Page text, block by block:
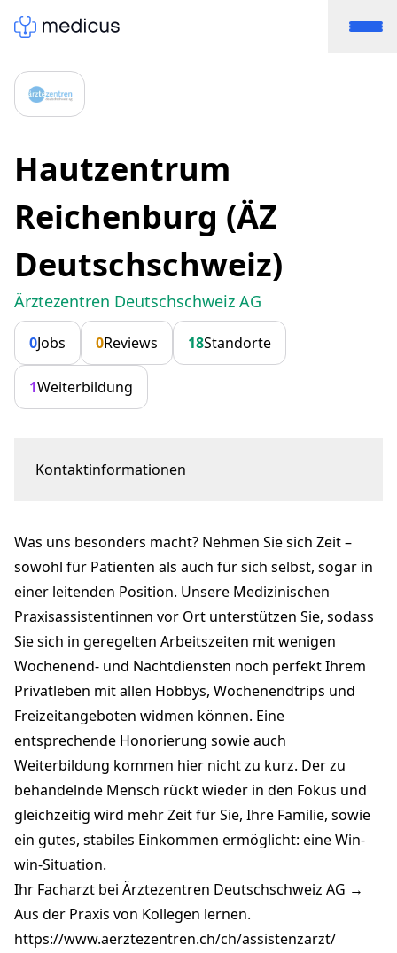
Hautzentrum
Reichenburg (ÄZ
Deutschschweiz)
Ärztezentren Deutschschweiz AG
0Jobs 0Reviews 18Standorte
1Weiterbildung
Kontaktinformationen
marketing@aerztezentren.ch
aerztezentren.ch
Was uns besonders macht? Nehmen Sie sich Zeit –
sowohl für Patienten als auch für sich selbst, sogar in
einer leitenden Position. Unsere Medizinischen
Praxisassistentinnen vor Ort unterstützen Sie, sodass
Sie sich in geregelten Arbeitszeiten mit wenigen
Wochenend- und Nachtdiensten noch perfekt Ihrem
Privatleben mit allen Hobbys, Wochenendtrips und
Freizeitangeboten widmen können. Eine
entsprechende Honorierung sowie auch
Weiterbildung kommen hier nicht zu kurz. Der zu
behandelnde Mensch rückt wieder in den Fokus und
gleichzeitig wird mehr Zeit für Sie, Ihre Familie, sowie
ein gutes, stabiles Einkommen ermöglicht: eine Win-
win-Situation.
Ihr Facharzt bei Ärztezentren Deutschschweiz AG →
Aus der Praxis von Kollegen lernen.
https://www.aerztezentren.ch/ch/assistenzarzt/